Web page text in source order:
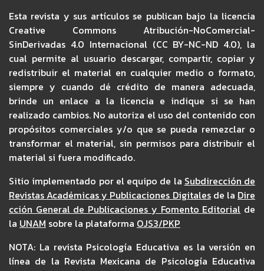
Esta revista y sus artículos se publican bajo la licencia
Creative Commons Atribución-NoComercial-
SinDerivadas 4.0 Internacional (CC BY-NC-ND 4.0), la
cual permite al usuario descargar, compartir, copiar y
redistribuir el material en cualquier medio o formato,
siempre y cuando dé crédito de manera adecuada,
brinde un enlace a la licencia e indique si se han
realizado cambios. No autoriza el uso del contenido con
propósitos comerciales y/o que se pueda remezclar o
transformar el material, sin permisos para distribuir el
material si fuera modificado.
Sitio implementado por el equipo de la Subdirección de
Revistas Académicas y Publicaciones Digitalesde la Dire
cción General de Publicaciones y Fomento Editorial de
la UNAM sobre la plataforma OJS3/PKP
NOTA: La revista Psicología Educativa es la versión en
línea de la Revista Mexicana de Psicología Educativa